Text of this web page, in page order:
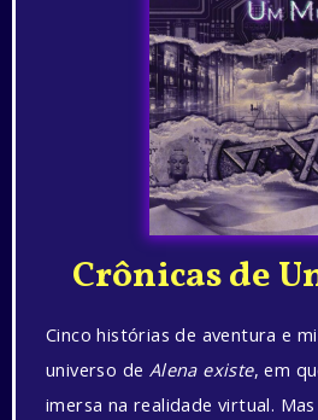
Crônicas de
Cinco histórias de aventura e
universo de Alena existe, em
imersa na realidade virtual.